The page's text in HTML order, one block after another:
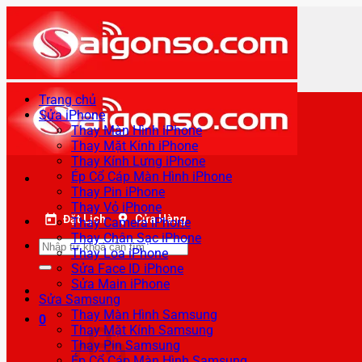
qua
nội
dung
Đặt Lịch Cửa Hàng
Tìm
kiếm:
0
Trang chủ
Sửa iPhone
Thay Màn Hình iPhone
Thay Mặt Kính iPhone
Thay Kính Lưng iPhone
Ép Cổ Cáp Màn Hình iPhone
Thay Pin iPhone
Thay Vỏ iPhone
Thay Camera iPhone
Thay Chân Sạc iPhone
Thay Loa iPhone
Sửa Face ID iPhone
Sửa Main iPhone
Sửa Samsung
Thay Màn Hình Samsung
Thay Mặt Kính Samsung
Thay Pin Samsung